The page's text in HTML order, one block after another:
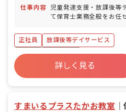
（取得率100%・復帰率
暇 ■看護休暇
仕事内容
児童発達支援・放課後等
て保育士業務全般をお任せ
様を対象としたサポート
ソーシャルスキルの訓練
など
正社員
放課後等デイサービス
ボーナス・賞与あり
寮・住宅・家賃補助あり
社会保険
詳しく見る
すまいるプラスたかお教室 ｜